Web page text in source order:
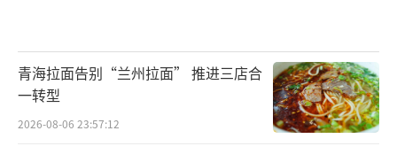
青海拉面告别“兰州拉面” 推进三店合
一转型
2026-08-06 23:57:12